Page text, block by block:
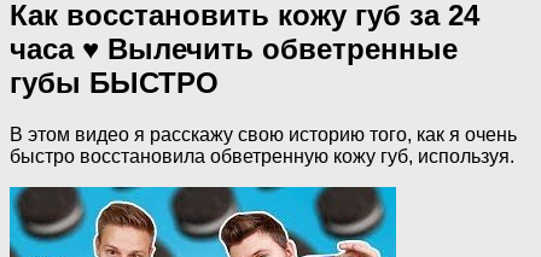
Как восстановить кожу губ за 24
часа ♥ Вылечить обветренные
губы БЫСТРО
В этом видео я расскажу свою историю того, как я очень
быстро восстановила обветренную кожу губ, используя.